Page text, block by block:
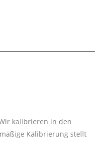
kalibrieren in den
Kalibrierung stellt